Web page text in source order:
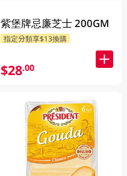
紫堡牌忌廉芝士 200GM
指定分類享$13換購
$28.00